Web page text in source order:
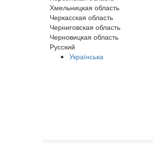
Хмельницкая область
Черкасская область
Черниговская область
Черновицкая область
Русский
Українська